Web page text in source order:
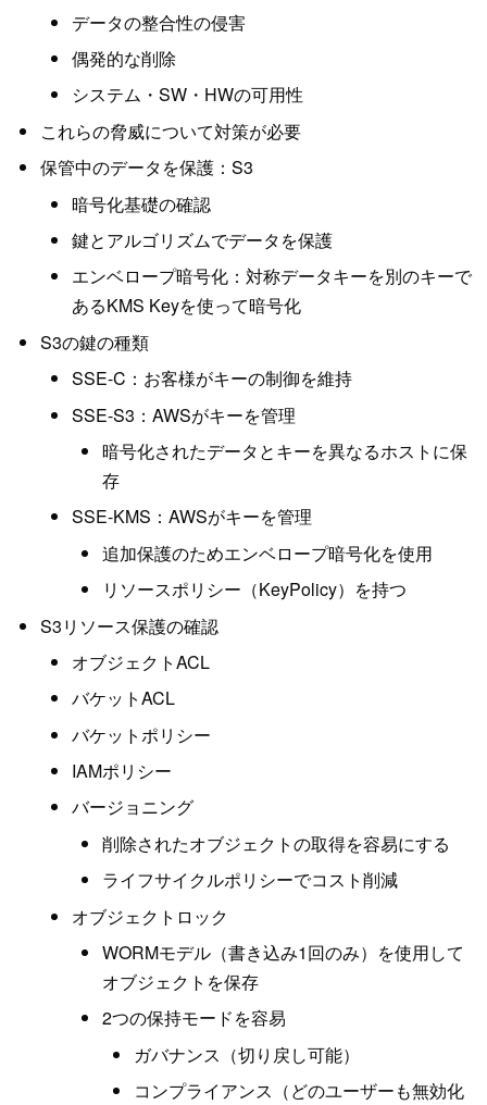
データの整合性の侵害
偶発的な削除
システム・SW・HWの可用性
これらの脅威について対策が必要
保管中のデータを保護：S3
暗号化基礎の確認
鍵とアルゴリズムでデータを保護
エンベロープ暗号化：対称データキーを別のキーで
あるKMS Keyを使って暗号化
S3の鍵の種類
SSE-C：お客様がキーの制御を維持
SSE-S3：AWSがキーを管理
暗号化されたデータとキーを異なるホストに保
存
SSE-KMS：AWSがキーを管理
追加保護のためエンベロープ暗号化を使用
リソースポリシー（KeyPolicy）を持つ
S3リソース保護の確認
オブジェクトACL
バケットACL
バケットポリシー
IAMポリシー
バージョニング
削除されたオブジェクトの取得を容易にする
ライフサイクルポリシーでコスト削減
オブジェクトロック
WORMモデル（書き込み1回のみ）を使用して
オブジェクトを保存
2つの保持モードを容易
ガバナンス（切り戻し可能）
コンプライアンス（どのユーザーも無効化